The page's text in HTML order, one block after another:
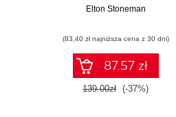
Elton Stoneman
(83,40 zł najniższa cena z 30 dni)
87.57 zł
139.00zł (-37%)